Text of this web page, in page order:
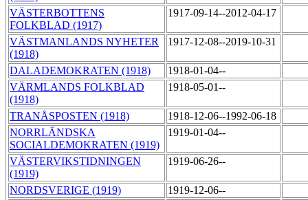
VÄSTERBOTTENS
FOLKBLAD (1917)
1917-09-14--2012-04-17
VÄSTMANLANDS NYHETER
(1918)
1917-12-08--2019-10-31
DALADEMOKRATEN (1918)
1918-01-04--
VÄRMLANDS FOLKBLAD
(1918)
1918-05-01--
TRANÅSPOSTEN (1918)
1918-12-06--1992-06-18
NORRLÄNDSKA
SOCIALDEMOKRATEN (1919)
1919-01-04--
VÄSTERVIKSTIDNINGEN
(1919)
1919-06-26--
NORDSVERIGE (1919)
1919-12-06--